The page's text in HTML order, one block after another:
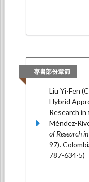
專書部份章節
Liu Yi-Fen
Hybrid
Research
Méndez-
of Research
97).
787-634-5)